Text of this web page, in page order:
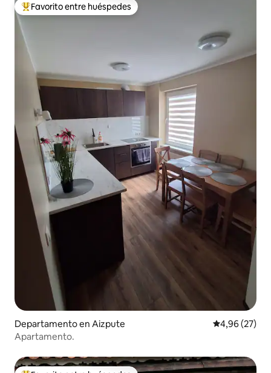
Favorito entre los huéspedes más destacados
Favorito entre huéspedes
Departamento en Aizpute Calificación
4,96 (27)
Apartamento.